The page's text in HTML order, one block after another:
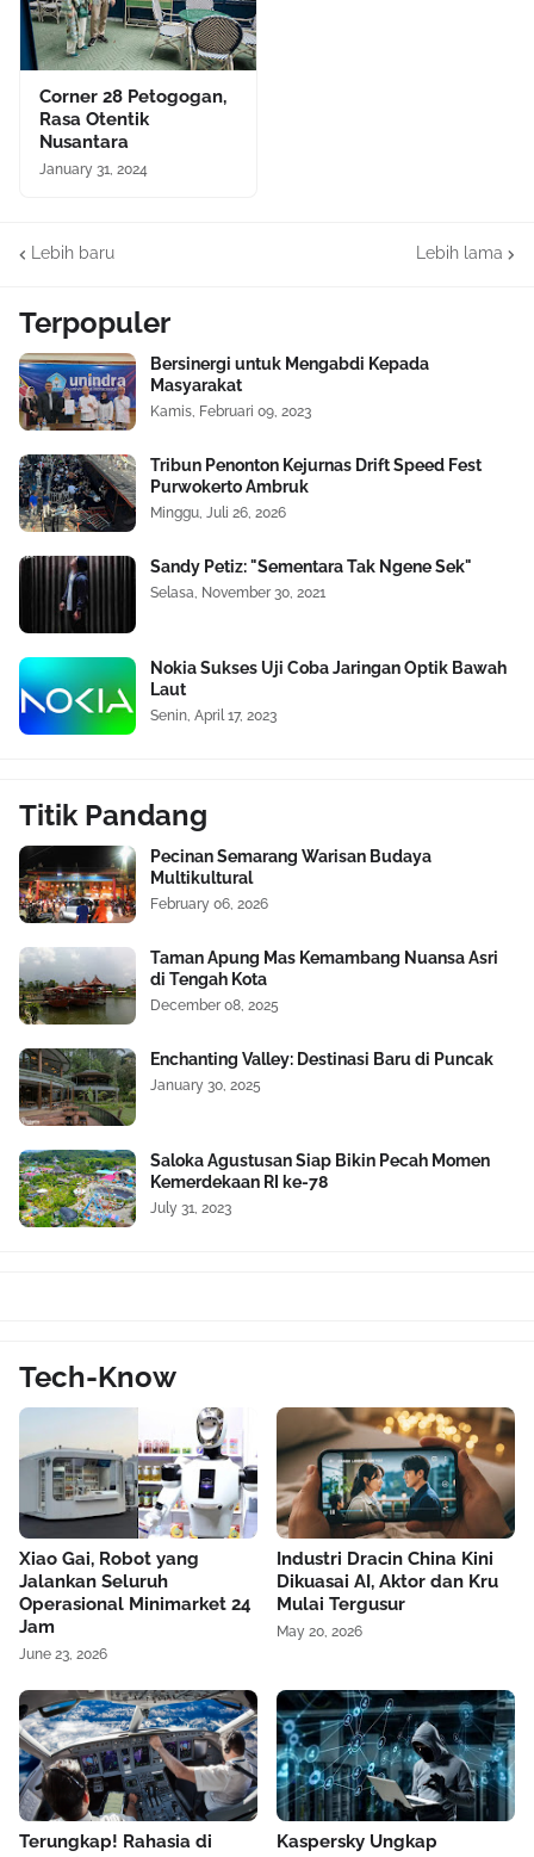
Corner 28 Petogogan,
Rasa Otentik
Nusantara
January 31, 2024
Lebih baru Lebih lama
Terpopuler
Bersinergi untuk Mengabdi Kepada
Masyarakat
Kamis, Februari 09, 2023
Tribun Penonton Kejurnas Drift Speed Fest
Purwokerto Ambruk
Minggu, Juli 26, 2026
Sandy Petiz: "Sementara Tak Ngene Sek"
Selasa, November 30, 2021
Nokia Sukses Uji Coba Jaringan Optik Bawah
Laut
Senin, April 17, 2023
Titik Pandang
Pecinan Semarang Warisan Budaya
Multikultural
February 06, 2026
Taman Apung Mas Kemambang Nuansa Asri
di Tengah Kota
December 08, 2025
Enchanting Valley: Destinasi Baru di Puncak
January 30, 2025
Saloka Agustusan Siap Bikin Pecah Momen
Kemerdekaan RI ke-78
July 31, 2023
Tech-Know
Xiao Gai, Robot yang
Jalankan Seluruh
Operasional Minimarket 24
Jam
June 23, 2026
Industri Dracin China Kini
Dikuasai AI, Aktor dan Kru
Mulai Tergusur
May 20, 2026
Terungkap! Rahasia di
Kaspersky Ungkap